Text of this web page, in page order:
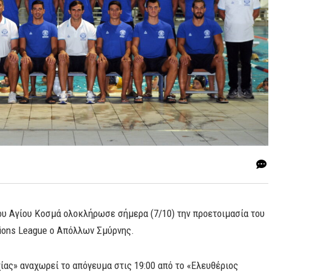
Αγίου Κοσμά ολοκλήρωσε σήμερα (7/10) την προετοιμασία του
League o Απόλλων Σμύρνης.
αναχωρεί το απόγευμα στις 19:00 από το «Ελευθέριος